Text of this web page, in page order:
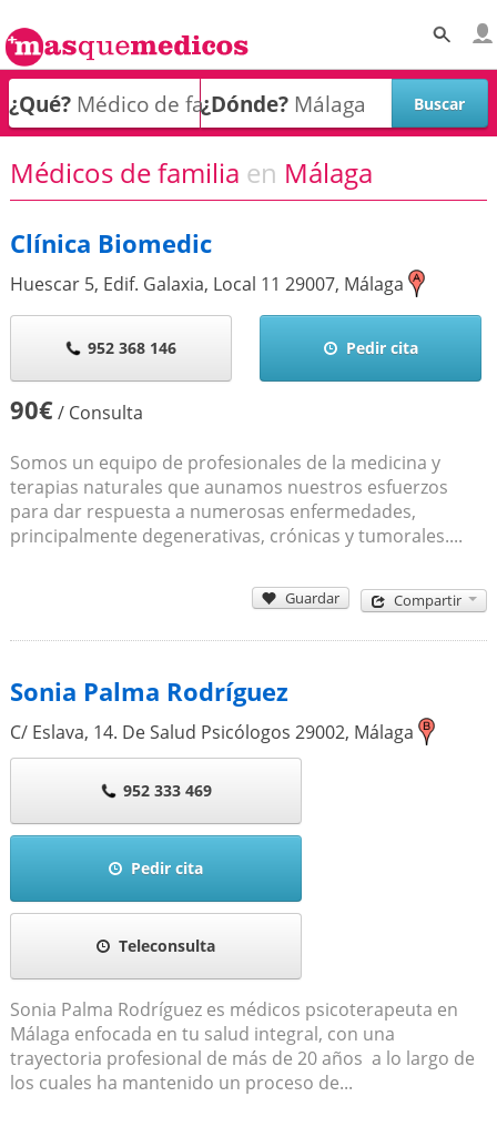
¿Qué? ¿Dónde?
Médicos de familia en Málaga
Clínica Biomedic
Huescar 5, Edif. Galaxia, Local 11 29007, Málaga
952 368 146 Pedir cita
90€/ Consulta
Somos un equipo de profesionales de la medicina y
terapias naturales que aunamos nuestros esfuerzos
para dar respuesta a numerosas enfermedades,
principalmente degenerativas, crónicas y tumorales....
Guardar Compartir
Sonia Palma Rodríguez
C/ Eslava, 14. De Salud Psicólogos 29002, Málaga
952 333 469
Pedir cita
Teleconsulta
Sonia Palma Rodríguez es médicos psicoterapeuta en
Málaga enfocada en tu salud integral, con una
trayectoria profesional de más de 20 años a lo largo de
los cuales ha mantenido un proceso de...